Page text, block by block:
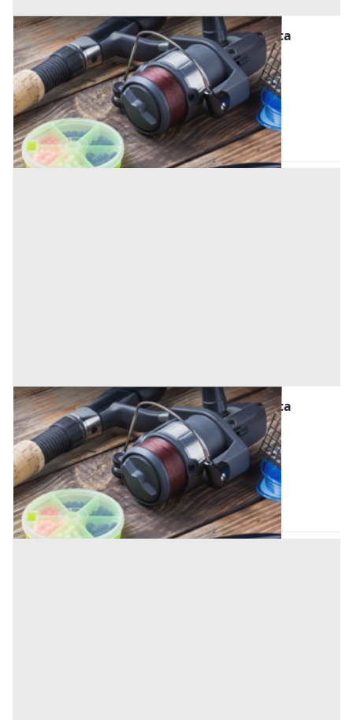
Macchinari per l'agricoltura, Foreste e Pesca
all'asta a Asola
Asola (Mantova)
Offerta minima
9.635,20 €
Codice asta:9b235d08
17/09/2026
Macchinari per l'agricoltura, Foreste e Pesca
all'asta a Asola
Asola (Mantova)
Offerta minima
9.635,20 €
Codice asta:0ae38f6d
17/09/2026